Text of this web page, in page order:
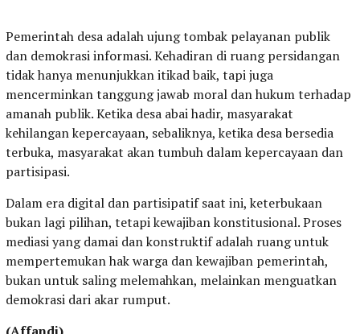
Pemerintah desa adalah ujung tombak pelayanan publik
dan demokrasi informasi. Kehadiran di ruang persidangan
tidak hanya menunjukkan itikad baik, tapi juga
mencerminkan tanggung jawab moral dan hukum terhadap
amanah publik. Ketika desa abai hadir, masyarakat
kehilangan kepercayaan, sebaliknya, ketika desa bersedia
terbuka, masyarakat akan tumbuh dalam kepercayaan dan
partisipasi.
Dalam era digital dan partisipatif saat ini, keterbukaan
bukan lagi pilihan, tetapi kewajiban konstitusional. Proses
mediasi yang damai dan konstruktif adalah ruang untuk
mempertemukan hak warga dan kewajiban pemerintah,
bukan untuk saling melemahkan, melainkan menguatkan
demokrasi dari akar rumput.